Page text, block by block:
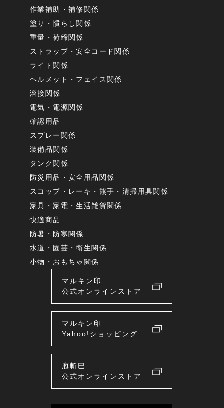
作業補助・補修関係
塗り・慣らし関係
重量・荷締関係
ストラップ・安全コード関係
ライト関係
ヘルメット・フェイス関係
溶接関係
電気・電源関係
確認用品
スプレー関係
装備品関係
タンク関係
防災用品・安全用品関係
スコップ・レーキ・熊手・清掃用具関係
家具・家電・生活雑貨関係
快適商品
防暑・防寒関係
水道・園芸・衛生関係
小物・おもちゃ関係
マルキン印
公式オンラインストア
マルキン印
Yahoo!ショッピング
庖斬巴
公式オンラインストア